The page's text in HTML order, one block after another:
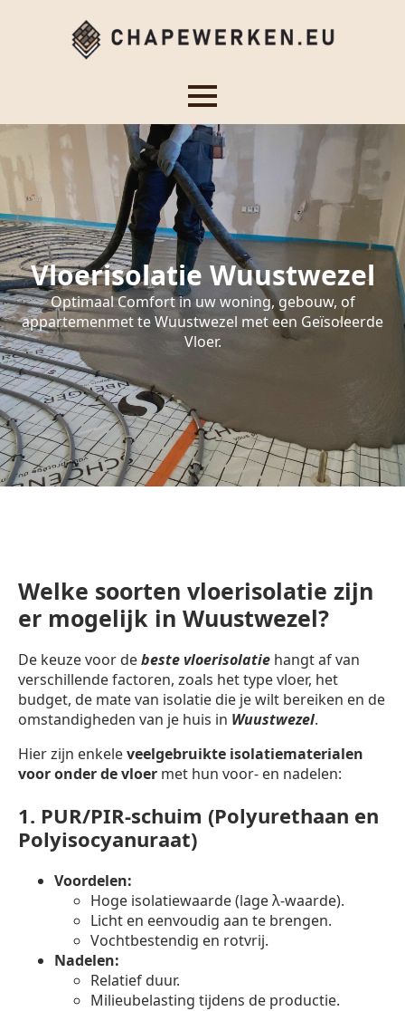
Vloerisolatie Wuustwezel
Optimaal Comfort in uw woning, gebouw, of
appartemenmet te Wuustwezel met een Geïsoleerde
Vloer.
Welke soorten vloerisolatie zijn
er mogelijk in Wuustwezel?
De keuze voor debeste vloerisolatie hangt af van
verschillende factoren, zoals het type vloer, het
budget, de mate van isolatie die je wilt bereiken en de
omstandigheden van je huis in Wuustwezel.
Hier zijn enkeleveelgebruikte isolatiematerialen
voor onder de vloer met hun voor- en nadelen:
1. PUR/PIR-schuim (Polyurethaan en
Polyisocyanuraat)
Voordelen:
Hoge isolatiewaarde (lage λ-waarde).
Licht en eenvoudig aan te brengen.
Vochtbestendig en rotvrij.
Nadelen:
Relatief duur.
Milieubelasting tijdens de productie.